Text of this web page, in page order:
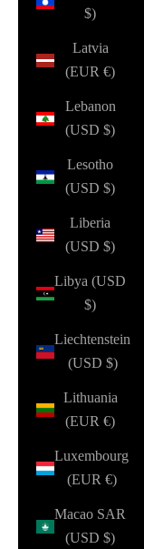
$)
Latvia
(EUR €)
Lebanon
(USD $)
Lesotho
(USD $)
Liberia
(USD $)
Libya (USD
$)
Liechtenstein
(USD $)
Lithuania
(EUR €)
Luxembourg
(EUR €)
Macao SAR
(USD $)